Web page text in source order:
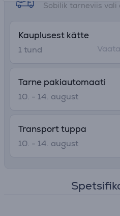
Sobilik tarneviis vali
Kauplusest kätte
1 tund
Tarne pakiautomaati
10. - 14. august
Transport tuppa
10. - 14. august